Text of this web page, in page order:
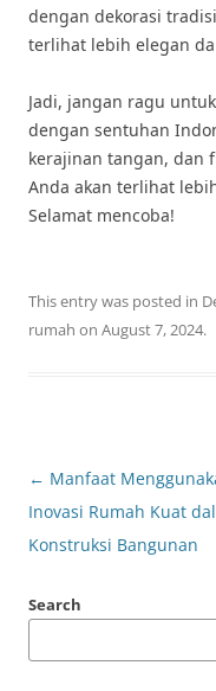
dengan dekorasi
terlihat lebih elegan
Jadi, jangan ragu
dengan sentuhan
kerajinan tangan, dan
Anda akan terlihat
Selamat mencoba!
This entry was posted in
rumah on August 7, 2024.
Post
navigation
← Manfaat
Inovasi Rumah Kuat
Konstruksi Bangunan
Search